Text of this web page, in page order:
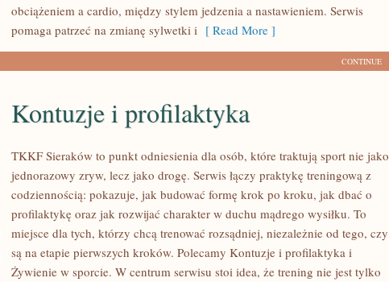
obciążeniem a cardio, między stylem jedzenia a nastawieniem. Serwis
pomaga patrzeć na zmianę sylwetki i [ Read More ]
CONTINUE
KONTUZJE
Kontuzje i profilaktyka
TKKF Sieraków to punkt odniesienia dla osób, które traktują sport nie jako
jednorazowy zryw, lecz jako drogę. Serwis łączy praktykę treningową z
codziennością: pokazuje, jak budować formę krok po kroku, jak dbać o
profilaktykę oraz jak rozwijać charakter w duchu mądrego wysiłku. To
miejsce dla tych, którzy chcą trenować rozsądniej, niezależnie od tego, czy
są na etapie pierwszych kroków. Polecamy Kontuzje i profilaktyka i
Żywienie w sporcie. W centrum serwisu stoi idea, że trening nie jest tylko